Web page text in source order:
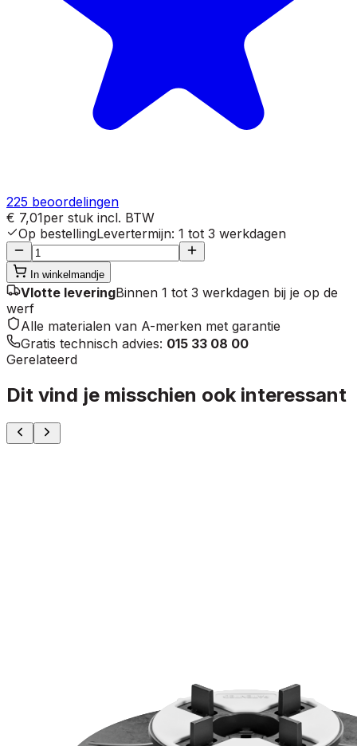
225 beoordelingen
€ 7,01per stuk incl. BTW
Op bestellingLevertermijn: 1 tot 3 werkdagen
In winkelmandje
Vlotte leveringBinnen 1 tot 3 werkdagen bij je op de
werf
Alle materialen van A-merken met garantie
Gratis technisch advies: 015 33 08 00
Gerelateerd
Dit vind je misschien ook interessant